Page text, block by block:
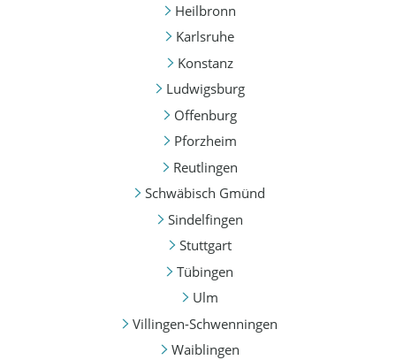
Heilbronn
Karlsruhe
Konstanz
Ludwigsburg
Offenburg
Pforzheim
Reutlingen
Schwäbisch Gmünd
Sindelfingen
Stuttgart
Tübingen
Ulm
Villingen-Schwenningen
Waiblingen